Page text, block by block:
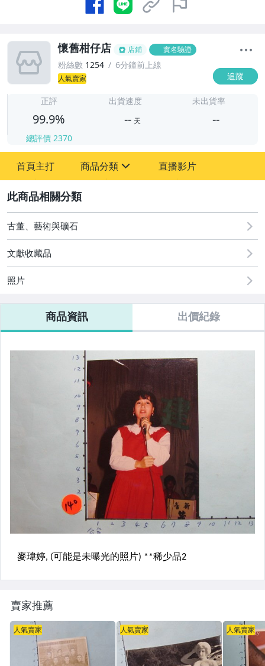
懷舊柑仔店 店鋪 實名驗證
粉絲數 1254 6分鐘前上線
人氣賣家 追蹤
正評
99.9%
總評價 2370
出貨速度
-- 天
未出貨率
--
首頁主打 商品分類
其它
直播影片
古董、藝術與礦石
文獻收藏品
照片
商品資訊 出價紀錄
賣家推薦
人氣賣家 人氣賣家 人氣賣家